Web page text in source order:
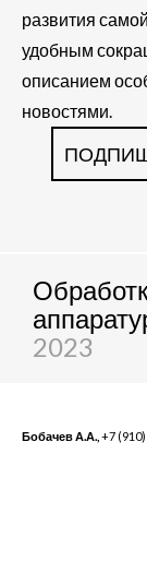
развития
удобным
описанием
новостями.
2023
Бобачев А.А., +7 (910)